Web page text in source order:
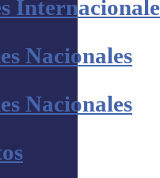
Nacionales
Nacionales